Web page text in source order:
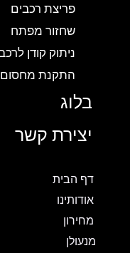
פריצת רכבים
שחזור מפתח
ניתוק קודן לרכב
התקנת מחסום חניה
בלוג
יצירת קשר
דף הבית
אודותינו
מחירון
מנעולן